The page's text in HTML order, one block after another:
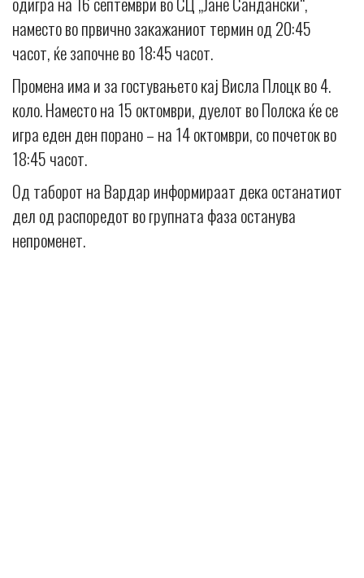
наместо во првично закажаниот термин од 20:45
часот, ќе започне во 18:45 часот.
Промена има и за гостувањето кај Висла Плоцк во 4.
коло. Наместо на 15 октомври, дуелот во Полска ќе се
игра еден ден порано – на 14 октомври, со почеток во
18:45 часот.
Од таборот на Вардар информираат дека останатиот
дел од распоредот во групната фаза останува
непроменет.